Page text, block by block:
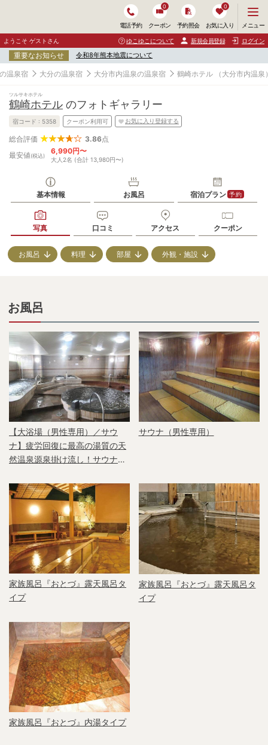
電話予約 クーポン
0
予約照会 お気に入り
0
ニ
ュ
ー
開
く
メニュー
ようこそ ゲストさん ゆこゆこについて 新規会員登録 ログイン
重要なお知らせ 令和8年熊本地震について
温泉宿 大分の温泉宿 大分市内温泉の温泉宿 鶴崎ホテル （大分市内温泉
ツルサキホテル
鶴崎ホテル のフォトギャラリー
宿コード : 5358 クーポン利用可 お気に入り登録する
総合評価 3.86点
最安値(税込)
6,990円〜
大人2名 (合計 13,980円〜)
基本情報 お風呂 宿泊プラン 予約
写真 口コミ アクセス クーポン
お風呂 料理 部屋 外観・施設
お風呂
【大浴場（男性専用）／サウ
ナ】疲労回復に最高の湯質の天
然温泉源泉掛け流し！サウナ
直輸入した本格サウナ
サウナ（男性専用）
家族風呂『おとづ』露天風呂タ
イプ
家族風呂『おとづ』露天風呂タ
イプ
家族風呂『おとづ』内湯タイプ